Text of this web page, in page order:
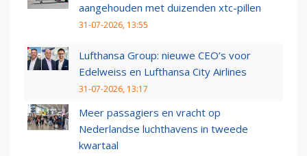
aangehouden met duizenden xtc-pillen
31-07-2026, 13:55
Lufthansa Group: nieuwe CEO’s voor
Edelweiss en Lufthansa City Airlines
31-07-2026, 13:17
Meer passagiers en vracht op
Nederlandse luchthavens in tweede
kwartaal